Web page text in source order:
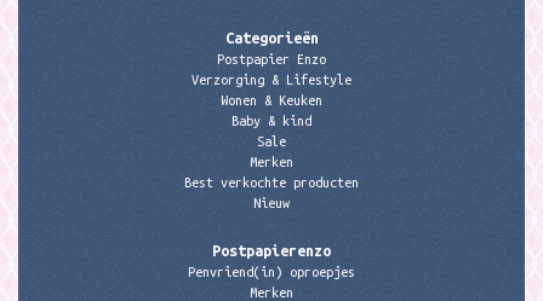
Categorieën
Postpapier Enzo
Verzorging & Lifestyle
Wonen & Keuken
Baby & kind
Sale
Merken
Best verkochte producten
Nieuw
Postpapierenzo
Penvriend(in) oproepjes
Merken